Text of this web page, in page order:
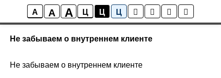
A A A Ц Ц Ц
Новости ИСТОКА
Не забываем о внутреннем клиенте
Не забываем о внутреннем клиенте